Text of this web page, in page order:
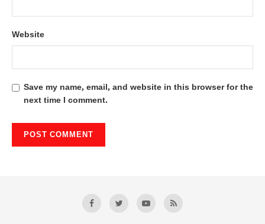
Website
Save my name, email, and website in this browser for the
next time I comment.